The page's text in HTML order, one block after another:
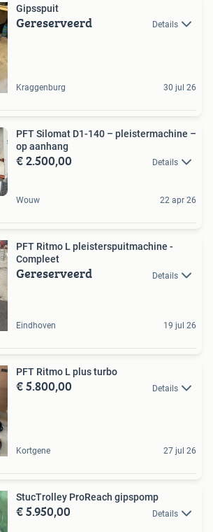
Gipsspuit
Gereserveerd Details
Kraggenburg 30 jul 26
PFT Silomat D1-140 – pleistermachine –
op aanhang
€ 2.500,00 Details
Wouw 22 apr 26
PFT Ritmo L pleisterspuitmachine -
Compleet
Gereserveerd Details
Eindhoven 19 jul 26
PFT Ritmo L plus turbo
€ 5.800,00 Details
Kortgene 27 jul 26
StucTrolley ProReach gipspomp
€ 5.950,00 Details